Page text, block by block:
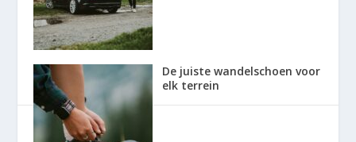
De juiste wandelschoen voor
elk terrein